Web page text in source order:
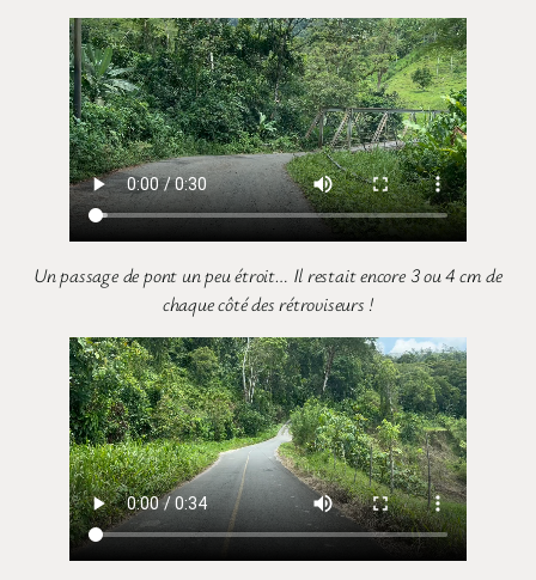
Un passage de pont un peu étroit… Il restait encore 3 ou 4 cm de
chaque côté des rétroviseurs !